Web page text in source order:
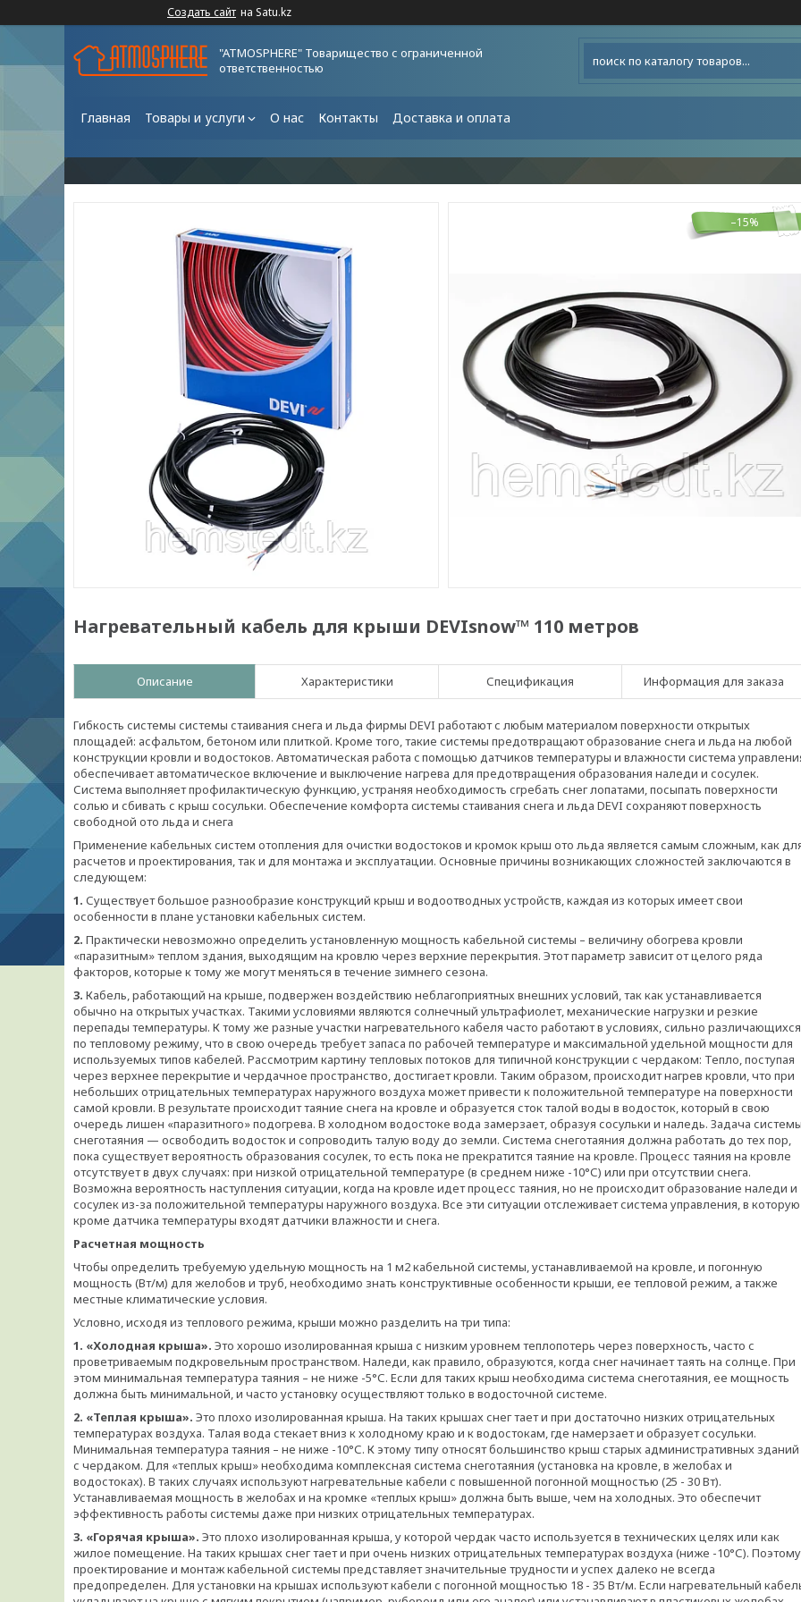
Создать сайт на Satu.kz
"ATMOSPHERE" Товарищество с ограниченной
ответственностью
Главная Товары и услуги О нас Контакты Доставка и оплата
–15%
Нагревательный кабель для крыши DEVIsnow™ 110 метров
Описание Характеристики Спецификация Информация для заказа
Гибкость системы системы стаивания снега и льда фирмы DEVI работают с любым материалом поверхности открытых
площадей: асфальтом, бетоном или плиткой. Кроме того, такие системы предотвращают образование снега и льда на любой
конструкции кровли и водостоков. Автоматическая работа c помощью датчиков температуры и влажности система
обеспечивает автоматическое включение и выключение нагрева для предотвращения образования наледи и сосулек.
Система выполняет профилактическую функцию, устраняя необходимость сгребать снег лопатами, посыпать поверхности
солью и сбивать с крыш сосульки. Обеспечение комфорта cистемы стаивания снега и льда DEVI сохраняют поверхность
свободной ото льда и снега
Применение кабельных систем отопления для очистки водостоков и кромок крыш ото льда является самым сложным, как
расчетов и проектирования, так и для монтажа и эксплуатации. Основные причины возникающих сложностей заключаются в
следующем:
1. Существует большое разнообразие конструкций крыш и водоотводных устройств, каждая из которых имеет свои
особенности в плане установки кабельных систем.
2. Практически невозможно определить установленную мощность кабельной системы – величину обогрева кровли
«паразитным» теплом здания, выходящим на кровлю через верхние перекрытия. Этот параметр зависит от целого ряда
факторов, которые к тому же могут меняться в течение зимнего сезона.
3. Кабель, работающий на крыше, подвержен воздействию неблагоприятных внешних условий, так как устанавливается
обычно на открытых участках. Такими условиями являются солнечный ультрафиолет, механические нагрузки и резкие
перепады температуры. К тому же разные участки нагревательного кабеля часто работают в условиях, сильно различающихся
по тепловому режиму, что в свою очередь требует запаса по рабочей температуре и максимальной удельной мощности для
используемых типов кабелей. Рассмотрим картину тепловых потоков для типичной конструкции с чердаком: Тепло, поступая
через верхнее перекрытие и чердачное пространство, достигает кровли. Таким образом, происходит нагрев кровли, что при
небольших отрицательных температурах наружного воздуха может привести к положительной температуре на поверхности
самой кровли. В результате происходит таяние снега на кровле и образуется сток талой воды в водосток, который в свою
очередь лишен «паразитного» подогрева. В холодном водостоке вода замерзает, образуя сосульки и наледь. Задача
снеготаяния — освободить водосток и сопроводить талую воду до земли. Система снеготаяния должна работать до тех пор,
пока существует вероятность образования сосулек, то есть пока не прекратится таяние на кровле. Процесс таяния на кровле
отсутствует в двух случаях: при низкой отрицательной температуре (в среднем ниже -10°С) или при отсутствии снега.
Возможна вероятность наступления ситуации, когда на кровле идет процесс таяния, но не происходит образование наледи и
сосулек из-за положительной температуры наружного воздуха. Все эти ситуации отслеживает система управления, в которую
кроме датчика температуры входят датчики влажности и снега.
Расчетная мощность
Чтобы определить требуемую удельную мощность на 1 м2 кабельной системы, устанавливаемой на кровле, и погонную
мощность (Вт/м) для желобов и труб, необходимо знать конструктивные особенности крыши, ее тепловой режим, а также
местные климатические условия.
Условно, исходя из теплового режима, крыши можно разделить на три типа:
1. «Холодная крыша». Это хорошо изолированная крыша с низким уровнем теплопотерь через поверхность, часто с
проветриваемым подкровельным пространством. Наледи, как правило, образуются, когда снег начинает таять на солнце. При
этом минимальная температура таяния – не ниже -5°С. Если для таких крыш необходима система снеготаяния, ее мощность
должна быть минимальной, и часто установку осуществляют только в водосточной системе.
2. «Теплая крыша». Это плохо изолированная крыша. На таких крышах снег тает и при достаточно низких отрицательных
температурах воздуха. Талая вода стекает вниз к холодному краю и к водостокам, где намерзает и образует сосульки.
Минимальная температура таяния – не ниже -10°С. К этому типу относят большинство крыш старых административных зданий
с чердаком. Для «теплых крыш» необходима комплексная система снеготаяния (установка на кровле, в желобах и
водостоках). В таких случаях используют нагревательные кабели с повышенной погонной мощностью (25 - 30 Вт).
Устанавливаемая мощность в желобах и на кромке «теплых крыш» должна быть выше, чем на холодных. Это обеспечит
эффективность работы системы даже при низких отрицательных температурах.
3. «Горячая крыша». Это плохо изолированная крыша, у которой чердак часто используется в технических целях или как
жилое помещение. На таких крышах снег тает и при очень низких отрицательных температурах воздуха (ниже -10°С). Поэтому
проектирование и монтаж кабельной системы представляет значительные трудности и успех далеко не всегда
предопределен. Для установки на крышах используют кабели с погонной мощностью 18 - 35 Вт/м. Если нагревательный